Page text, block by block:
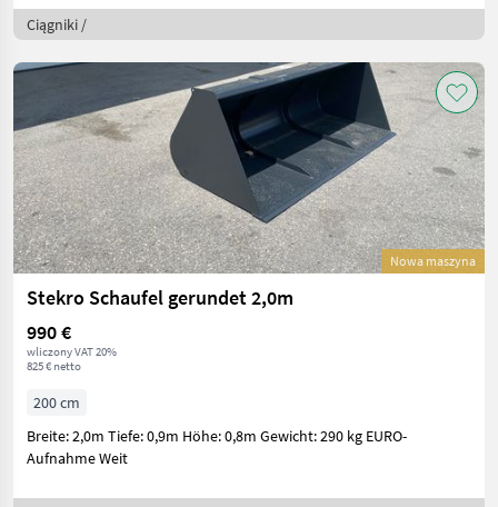
Ciągniki /
Nowa maszyna
Stekro Schaufel gerundet 2,0m
990 €
wliczony VAT 20%
825 € netto
200 cm
Breite: 2,0m Tiefe: 0,9m Höhe: 0,8m Gewicht: 290 kg EURO-
Aufnahme Weit